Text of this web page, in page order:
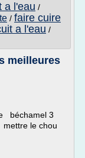
a l'eau /
/ faire cuire
a l'eau /
meilleures
béchamel 3
le chou